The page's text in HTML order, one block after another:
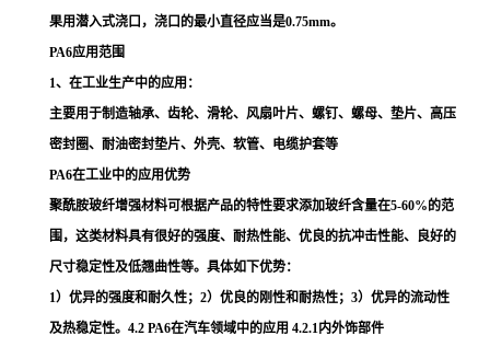
果用潜入式浇口，浇口的最小直径应当是0.75mm。
PA6应用范围
1、在工业生产中的应用：
主要用于制造轴承、齿轮、滑轮、风扇叶片、螺钉、螺母、垫片、高压
密封圈、耐油密封垫片、外壳、软管、电缆护套等
PA6在工业中的应用优势
聚酰胺玻纤增强材料可根据产品的特性要求添加玻纤含量在5-60%的范
围，这类材料具有很好的强度、耐热性能、优良的抗冲击性能、良好的
尺寸稳定性及低翘曲性等。具体如下优势：
1）优异的强度和耐久性；2）优良的刚性和耐热性；3）优异的流动性
及热稳定性。4.2 PA6在汽车领域中的应用 4.2.1内外饰部件